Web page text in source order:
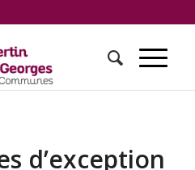
d’exception